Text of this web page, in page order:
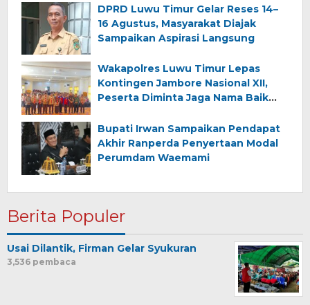
DPRD Luwu Timur Gelar Reses 14–
16 Agustus, Masyarakat Diajak
Sampaikan Aspirasi Langsung
Wakapolres Luwu Timur Lepas
Kontingen Jambore Nasional XII,
Peserta Diminta Jaga Nama Baik
Bupati Irwan Sampaikan Pendapat
Akhir Ranperda Penyertaan Modal
Perumdam Waemami
Berita Populer
Usai Dilantik, Firman Gelar Syukuran
3,536 pembaca